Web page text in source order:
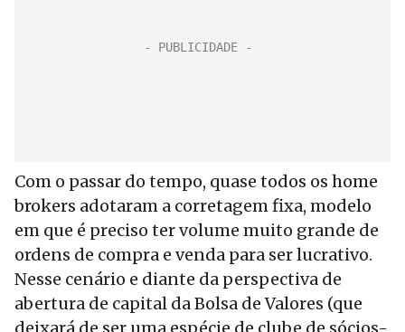
Com o passar do tempo, quase todos os home
brokers adotaram a corretagem fixa, modelo
em que é preciso ter volume muito grande de
ordens de compra e venda para ser lucrativo.
Nesse cenário e diante da perspectiva de
abertura de capital da Bolsa de Valores (que